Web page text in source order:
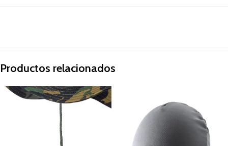
Productos relacionados